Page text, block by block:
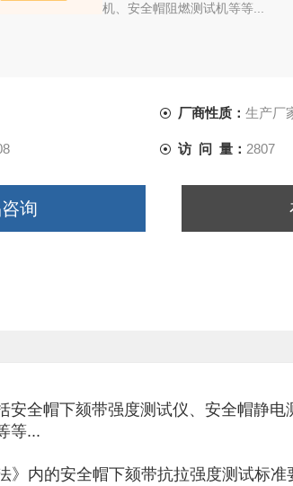
安全帽穿刺试验机、安全帽阻燃测试机等等...
厂商性质： 生产厂
访 问 量： 2807
询
安全帽下颏带强度测试仪、安全帽静
等...
内的安全帽下颏带抗拉强度测试标准